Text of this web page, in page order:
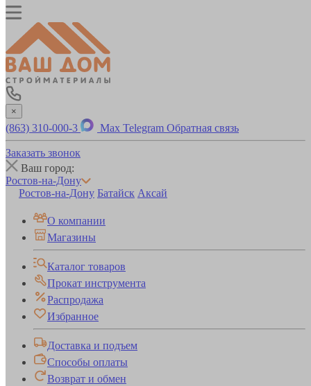
×
(863) 310-000-3 Max Telegram Обратная связь
Заказать звонок
Ваш город:
Ростов-на-Дону
Ростов-на-Дону Батайск Аксай
О компании
Магазины
Каталог товаров
Прокат инструмента
Распродажа
Избранное
Доставка и подъем
Способы оплаты
Возврат и обмен